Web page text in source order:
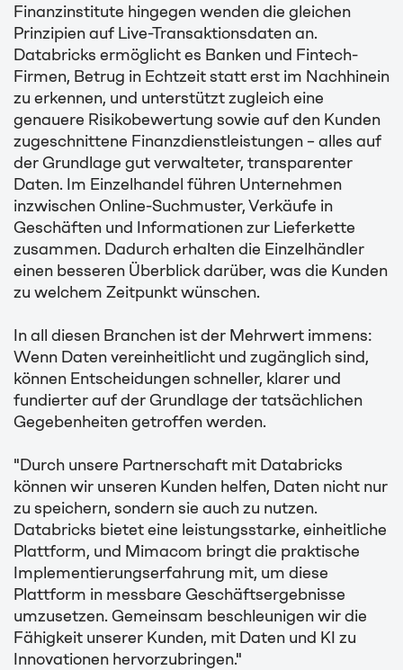
Finanzinstitute hingegen wenden die gleichen
Prinzipien auf Live-Transaktionsdaten an.
Databricks ermöglicht es Banken und Fintech-
Firmen, Betrug in Echtzeit statt erst im Nachhinein
zu erkennen, und unterstützt zugleich eine
genauere Risikobewertung sowie auf den Kunden
zugeschnittene Finanzdienstleistungen – alles auf
der Grundlage gut verwalteter, transparenter
Daten. Im Einzelhandel führen Unternehmen
inzwischen Online-Suchmuster, Verkäufe in
Geschäften und Informationen zur Lieferkette
zusammen. Dadurch erhalten die Einzelhändler
einen besseren Überblick darüber, was die Kunden
zu welchem Zeitpunkt wünschen.
In all diesen Branchen ist der Mehrwert immens:
Wenn Daten vereinheitlicht und zugänglich sind,
können Entscheidungen schneller, klarer und
fundierter auf der Grundlage der tatsächlichen
Gegebenheiten getroffen werden.
"Durch unsere Partnerschaft mit Databricks
können wir unseren Kunden helfen, Daten nicht nur
zu speichern, sondern sie auch zu nutzen.
Databricks bietet eine leistungsstarke, einheitliche
Plattform, und Mimacom bringt die praktische
Implementierungserfahrung mit, um diese
Plattform in messbare Geschäftsergebnisse
umzusetzen. Gemeinsam beschleunigen wir die
Fähigkeit unserer Kunden, mit Daten und KI zu
Innovationen hervorzubringen."